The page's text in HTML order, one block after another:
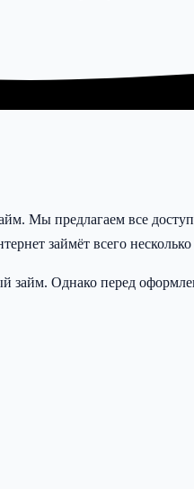
Мы предлагаем все
займёт всего
займ. Однако перед